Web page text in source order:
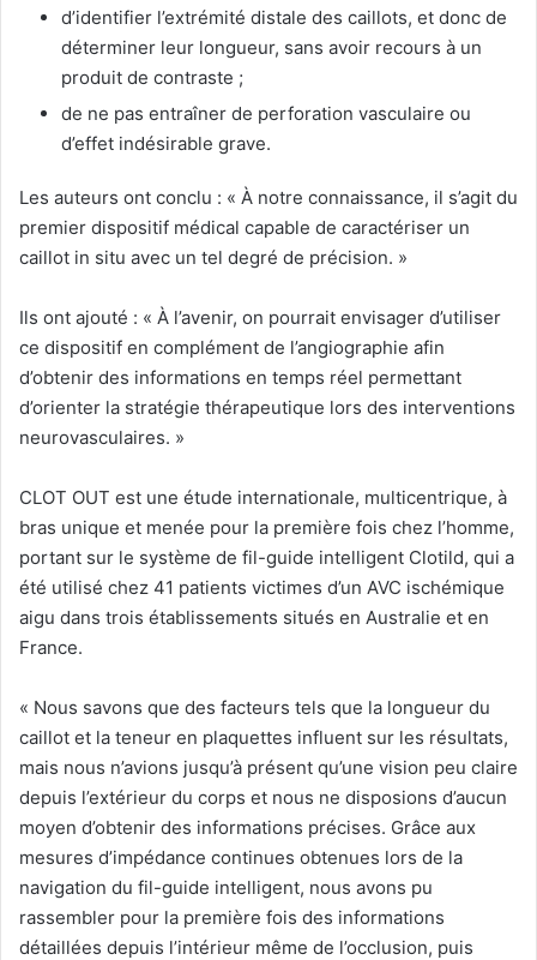
d’identifier l’extrémité distale des caillots, et donc de
déterminer leur longueur, sans avoir recours à un
produit de contraste ;
de ne pas entraîner de perforation vasculaire ou
d’effet indésirable grave.
Les auteurs ont conclu : « À notre connaissance, il s’agit du
premier dispositif médical capable de caractériser un
caillot in situ avec un tel degré de précision. »
Ils ont ajouté : « À l’avenir, on pourrait envisager d’utiliser
ce dispositif en complément de l’angiographie afin
d’obtenir des informations en temps réel permettant
d’orienter la stratégie thérapeutique lors des interventions
neurovasculaires. »
CLOT OUT est une étude internationale, multicentrique, à
bras unique et menée pour la première fois chez l’homme,
portant sur le système de fil-guide intelligent Clotild, qui a
été utilisé chez 41 patients victimes d’un AVC ischémique
aigu dans trois établissements situés en Australie et en
France.
« Nous savons que des facteurs tels que la longueur du
caillot et la teneur en plaquettes influent sur les résultats,
mais nous n’avions jusqu’à présent qu’une vision peu claire
depuis l’extérieur du corps et nous ne disposions d’aucun
moyen d’obtenir des informations précises. Grâce aux
mesures d’impédance continues obtenues lors de la
navigation du fil-guide intelligent, nous avons pu
rassembler pour la première fois des informations
détaillées depuis l’intérieur même de l’occlusion, puis